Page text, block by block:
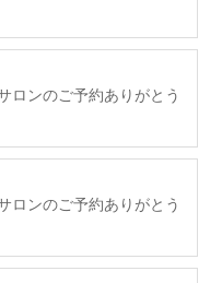
ロンのご予約ありがとう
ロンのご予約ありがとう